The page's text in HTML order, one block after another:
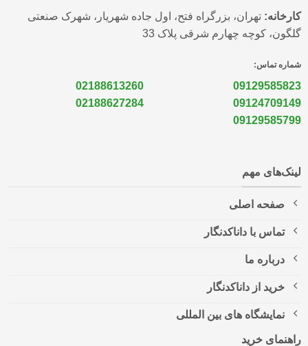
کارخانه:تهران، بزرگراه فتح، اول جاده شهریار، شهرک صنعتی
گلگون، کوچه چهارم شرقی پلاک 33
شماره تماس:
09129585823
09124709149
09129585799
02188613260
02188627284
لینک‌های مهم
صفحه اصلی
تماس با داناکدنگار
درباره ما
خرید از داناکدنگار
نمایشگاه های بین المللی
راهنمای خرید